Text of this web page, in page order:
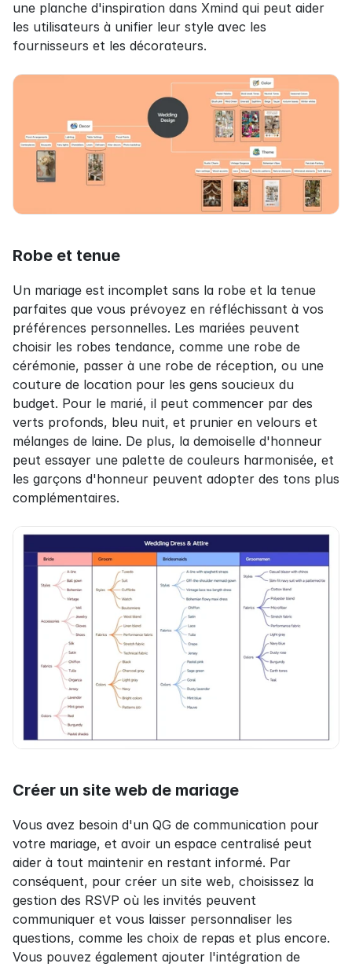
une planche d'inspiration dans Xmind qui peut aider
les utilisateurs à unifier leur style avec les
fournisseurs et les décorateurs.
Robe et tenue
Un mariage est incomplet sans la robe et la tenue
parfaites que vous prévoyez en réfléchissant à vos
préférences personnelles. Les mariées peuvent
choisir les robes tendance, comme une robe de
cérémonie, passer à une robe de réception, ou une
couture de location pour les gens soucieux du
budget. Pour le marié, il peut commencer par des
verts profonds, bleu nuit, et prunier en velours et
mélanges de laine. De plus, la demoiselle d'honneur
peut essayer une palette de couleurs harmonisée, et
les garçons d'honneur peuvent adopter des tons plus
complémentaires.
Créer un site web de mariage
Vous avez besoin d'un QG de communication pour
votre mariage, et avoir un espace centralisé peut
aider à tout maintenir en restant informé. Par
conséquent, pour créer un site web, choisissez la
gestion des RSVP où les invités peuvent
communiquer et vous laisser personnaliser les
questions, comme les choix de repas et plus encore.
Vous pouvez également ajouter l'intégration de